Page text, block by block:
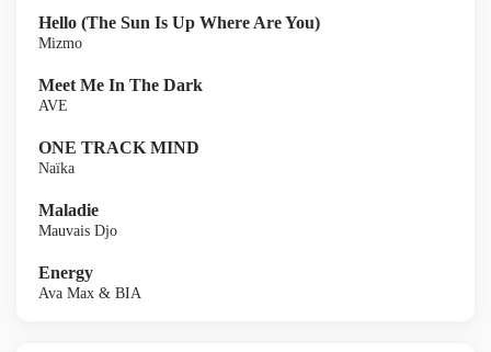
Hello (The Sun Is Up Where Are You)
Mizmo
Meet Me In The Dark
AVE
ONE TRACK MIND
Naïka
Maladie
Mauvais Djo
Energy
Ava Max & BIA